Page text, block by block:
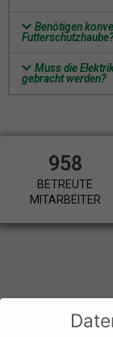
Benötigen
Muss die
gebracht werden?
958
BETREUTE
MITARBEITER